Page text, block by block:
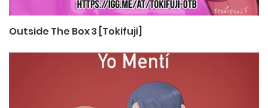
Outside The Box 3 [Tokifuji]